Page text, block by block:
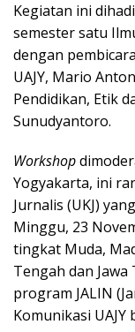
Kegiatan ini
semester satu
dengan
UAJY, Mario
Pendidikan, Etik
Sunudyantoro.
Workshop
Yogyakarta, ini
Jurnalis (UKJ)
Minggu, 23
tingkat Muda,
Tengah dan
program JALIN
Komunikasi UAJY